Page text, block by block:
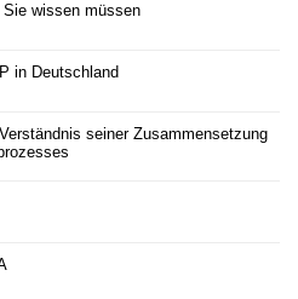
wissen müssen
in Deutschland
seiner Zusammensetzung